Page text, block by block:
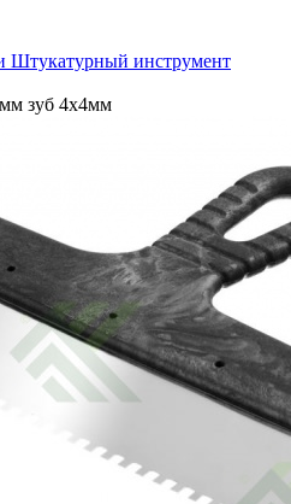
Штукатурный инструмент
зуб 4х4мм